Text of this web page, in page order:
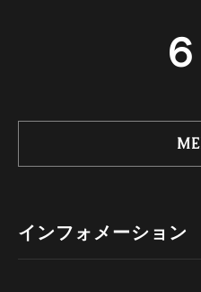
インフォメーション